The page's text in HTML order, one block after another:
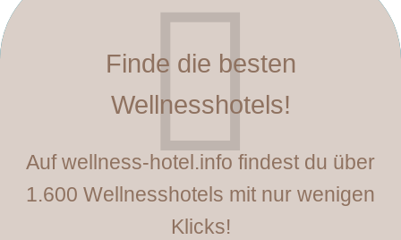
Finde die besten
Wellnesshotels!
Auf wellness-hotel.info findest du über
1.600 Wellnesshotels mit nur wenigen
Klicks!